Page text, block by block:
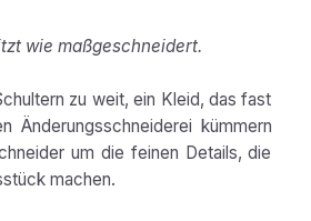
wie maßgeschneidert.
zu weit, ein Kleid, das fast
Änderungsschneiderei kümmern
um die feinen Details, die
machen.